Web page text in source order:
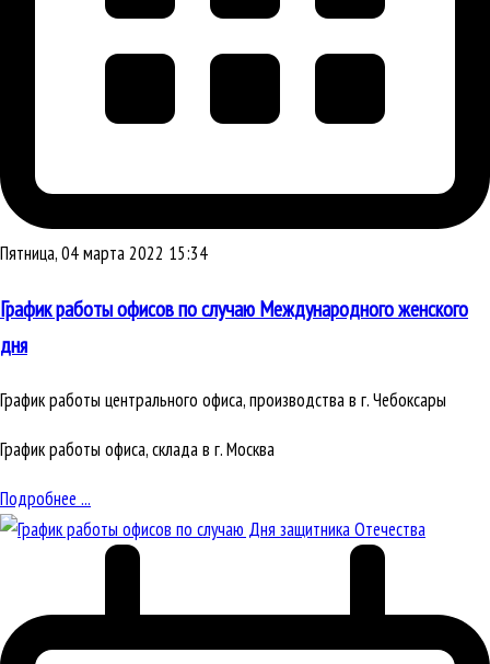
Пятница, 04 марта 2022 15:34
График работы офисов по случаю Международного женского
дня
График работы центрального офиса, производства в г. Чебоксары
График работы офиса, склада в г. Москва
Подробнее ...